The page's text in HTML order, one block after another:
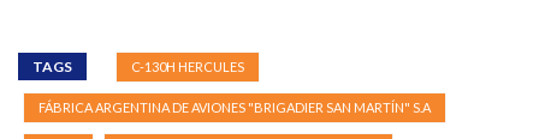
TAGS C-130H HERCULES
FÁBRICA ARGENTINA DE AVIONES "BRIGADIER SAN MARTÍN" S.A